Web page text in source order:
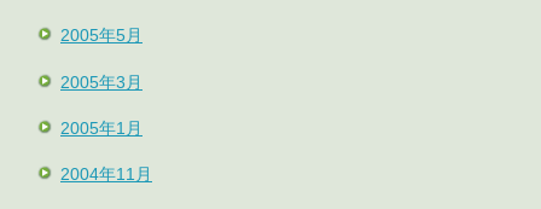
2005年5月
2005年3月
2005年1月
2004年11月